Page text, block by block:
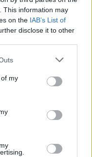
This information may
on the IAB’s List of
disclose it to other
one or more Google
You may click to
its third-party tags to
in below Google
my
ΑΘΛΗΤΙΚΟΣ ΟΜΙΛΟΣ
(δ.τ. ΚΑΕ